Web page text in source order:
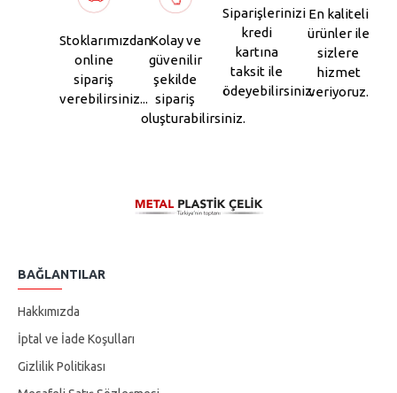
Stoklarımızdan
online
sipariş
verebilirsiniz...
Kolay ve
güvenilir
şekilde
sipariş
oluşturabilirsiniz.
Siparişlerinizi
kredi
kartına
taksit ile
ödeyebilirsiniz.
En kaliteli
ürünler ile
sizlere
hizmet
veriyoruz.
BAĞLANTILAR
Hakkımızda
İptal ve İade Koşulları
Gizlilik Politikası